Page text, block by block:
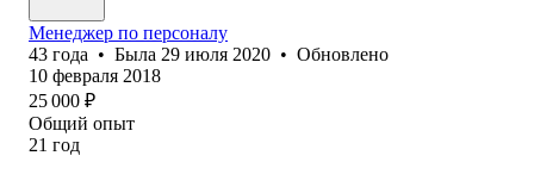
Менеджер по персоналу
43 года • Была 29 июля 2020 • Обновлено
10 февраля 2018
25 000 ₽
Общий опыт
21 год